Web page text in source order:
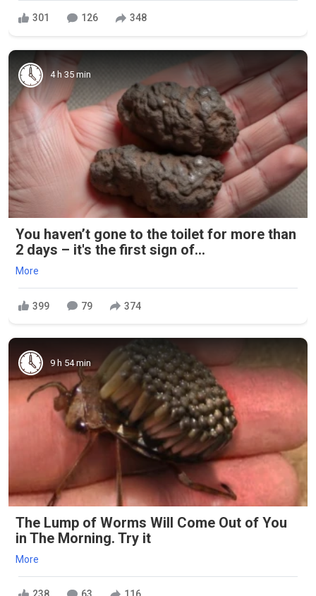
301 126 348
4 h 35 min
You haven’t gone to the toilet for more than
2 days – it's the first sign of...
More
399 79 374
9 h 54 min
The Lump of Worms Will Come Out of You
in The Morning. Try it
More